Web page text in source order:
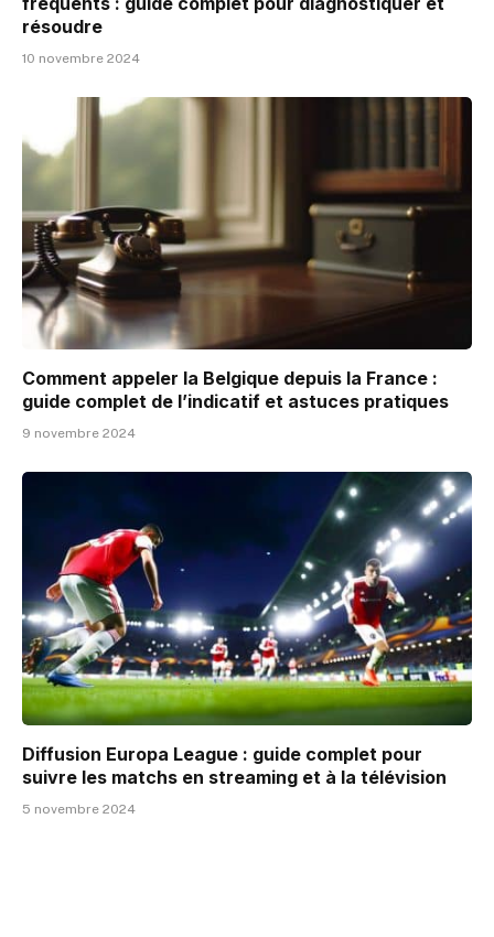
résoudre
10 novembre 2024
Comment appeler la Belgique depuis la France :
guide complet de l’indicatif et astuces pratiques
9 novembre 2024
Diffusion Europa League : guide complet pour
suivre les matchs en streaming et à la télévision
5 novembre 2024